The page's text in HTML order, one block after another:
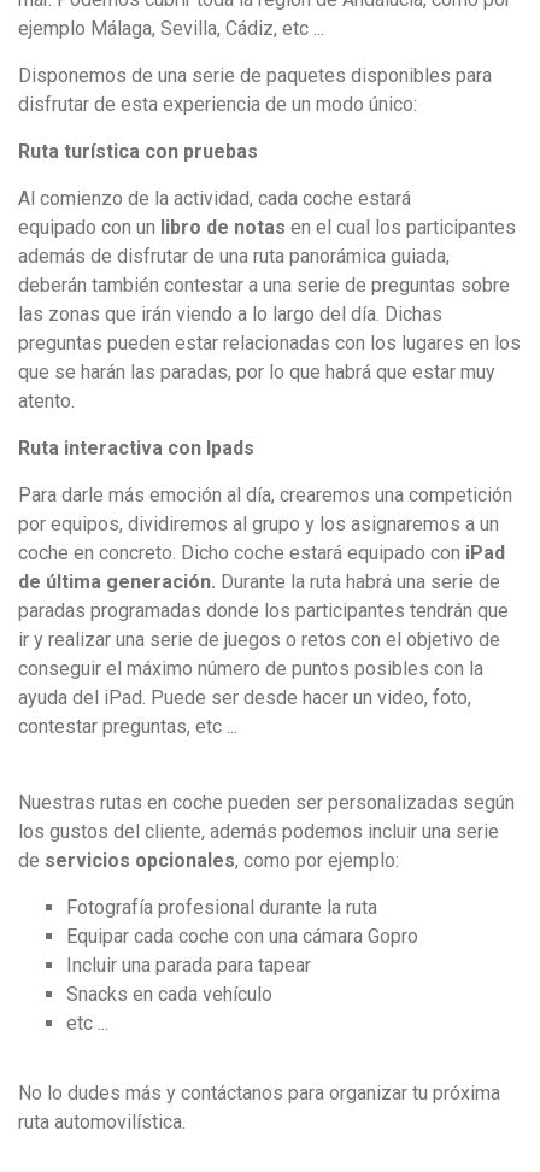
ejemplo Málaga, Sevilla, Cádiz, etc ...
Disponemos de una serie de paquetes disponibles para
disfrutar de esta experiencia de un modo único:
Ruta turística con pruebas
Al comienzo de la actividad, cada coche estará
equipado con un libro de notas en el cual los participantes
además de disfrutar de una ruta panorámica guiada,
deberán también contestar a una serie de preguntas sobre
las zonas que irán viendo a lo largo del día. Dichas
preguntas pueden estar relacionadas con los lugares en los
que se harán las paradas, por lo que habrá que estar muy
atento.
Ruta interactiva con Ipads
Para darle más emoción al día, crearemos una competición
por equipos, dividiremos al grupo y los asignaremos a un
coche en concreto. Dicho coche estará equipado con iPad
de última generación. Durante la ruta habrá una serie de
paradas programadas donde los participantes tendrán que
ir y realizar una serie de juegos o retos con el objetivo de
conseguir el máximo número de puntos posibles con la
ayuda del iPad. Puede ser desde hacer un video, foto,
contestar preguntas, etc ...
Nuestras rutas en coche pueden ser personalizadas según
los gustos del cliente, además podemos incluir una serie
de servicios opcionales, como por ejemplo:
Fotografía profesional durante la ruta
Equipar cada coche con una cámara Gopro
Incluir una parada para tapear
Snacks en cada vehículo
etc ...
No lo dudes más y contáctanos para organizar tu próxima
ruta automovilística.